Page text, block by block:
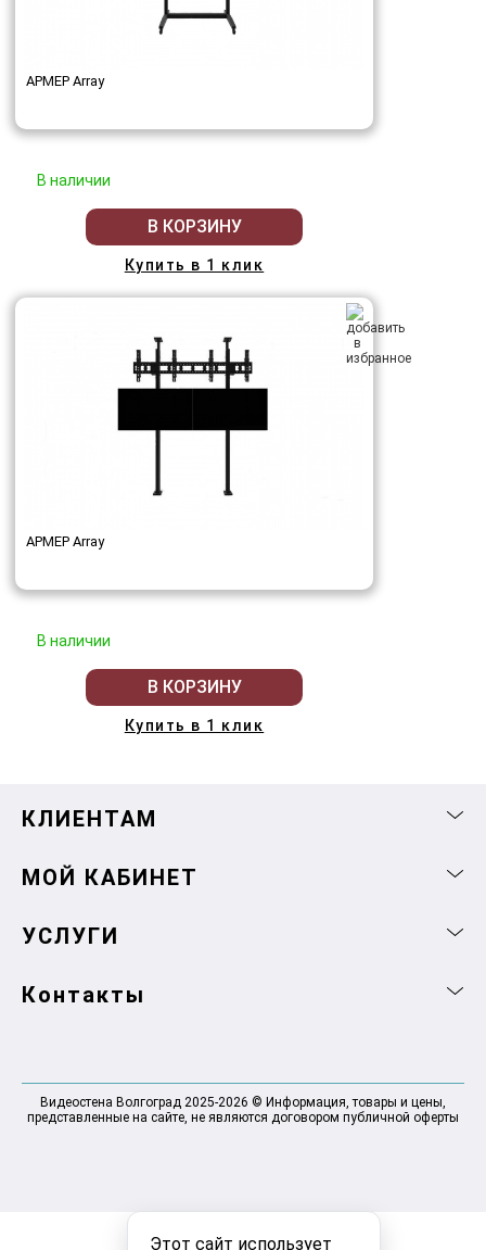
Этот сайт использует
АРМЕР Array
В наличии
В КОРЗИНУ
Купить в 1 клик
АРМЕР Array
В наличии
В КОРЗИНУ
Купить в 1 клик
КЛИЕНТАМ
МОЙ КАБИНЕТ
УСЛУГИ
Контакты
Видеостена Волгоград 2025-2026 © Информация, товары и цены,
представленные на сайте, не являются договором публичной оферты